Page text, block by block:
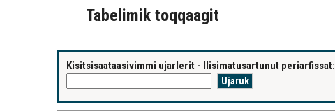
Tabelimik toqqaagit
Kisitsisaataasivimmi ujarlerit - Ilisimatusartunut periarfissat: